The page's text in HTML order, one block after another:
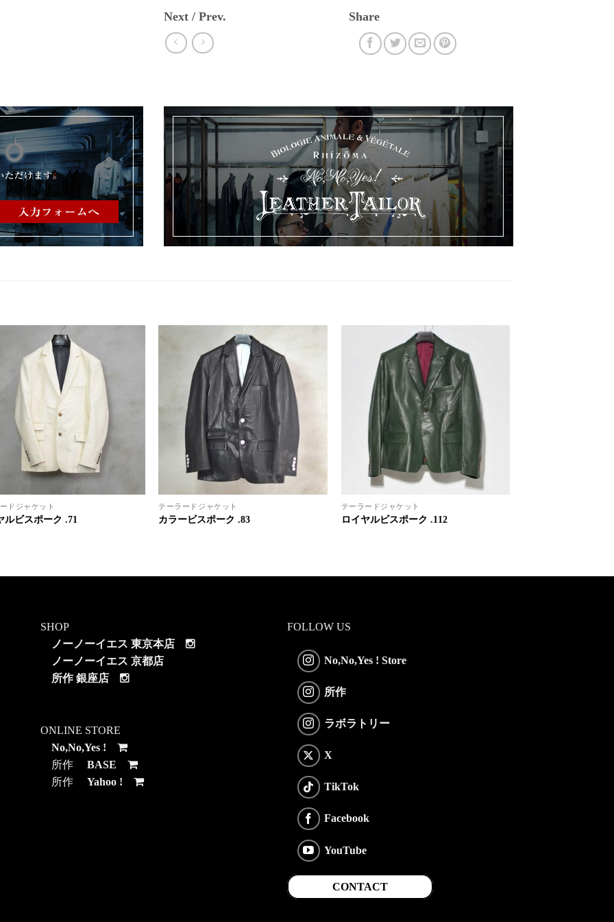
Next / Prev. Share
ドジャケット
ルビスポーク .71
テーラードジャケット
カラービスポーク .83
テーラードジャケット
ロイヤルビスポーク .112
SHOP
ノーノーイエス 東京本店
ノーノーイエス 京都店
所作 銀座店
ONLINE STORE
No,No,Yes !
所作 BASE
所作 Yahoo !
FOLLOW US
No,No,Yes ! Store
所作
ラボラトリー
X
TikTok
Facebook
YouTube
CONTACT